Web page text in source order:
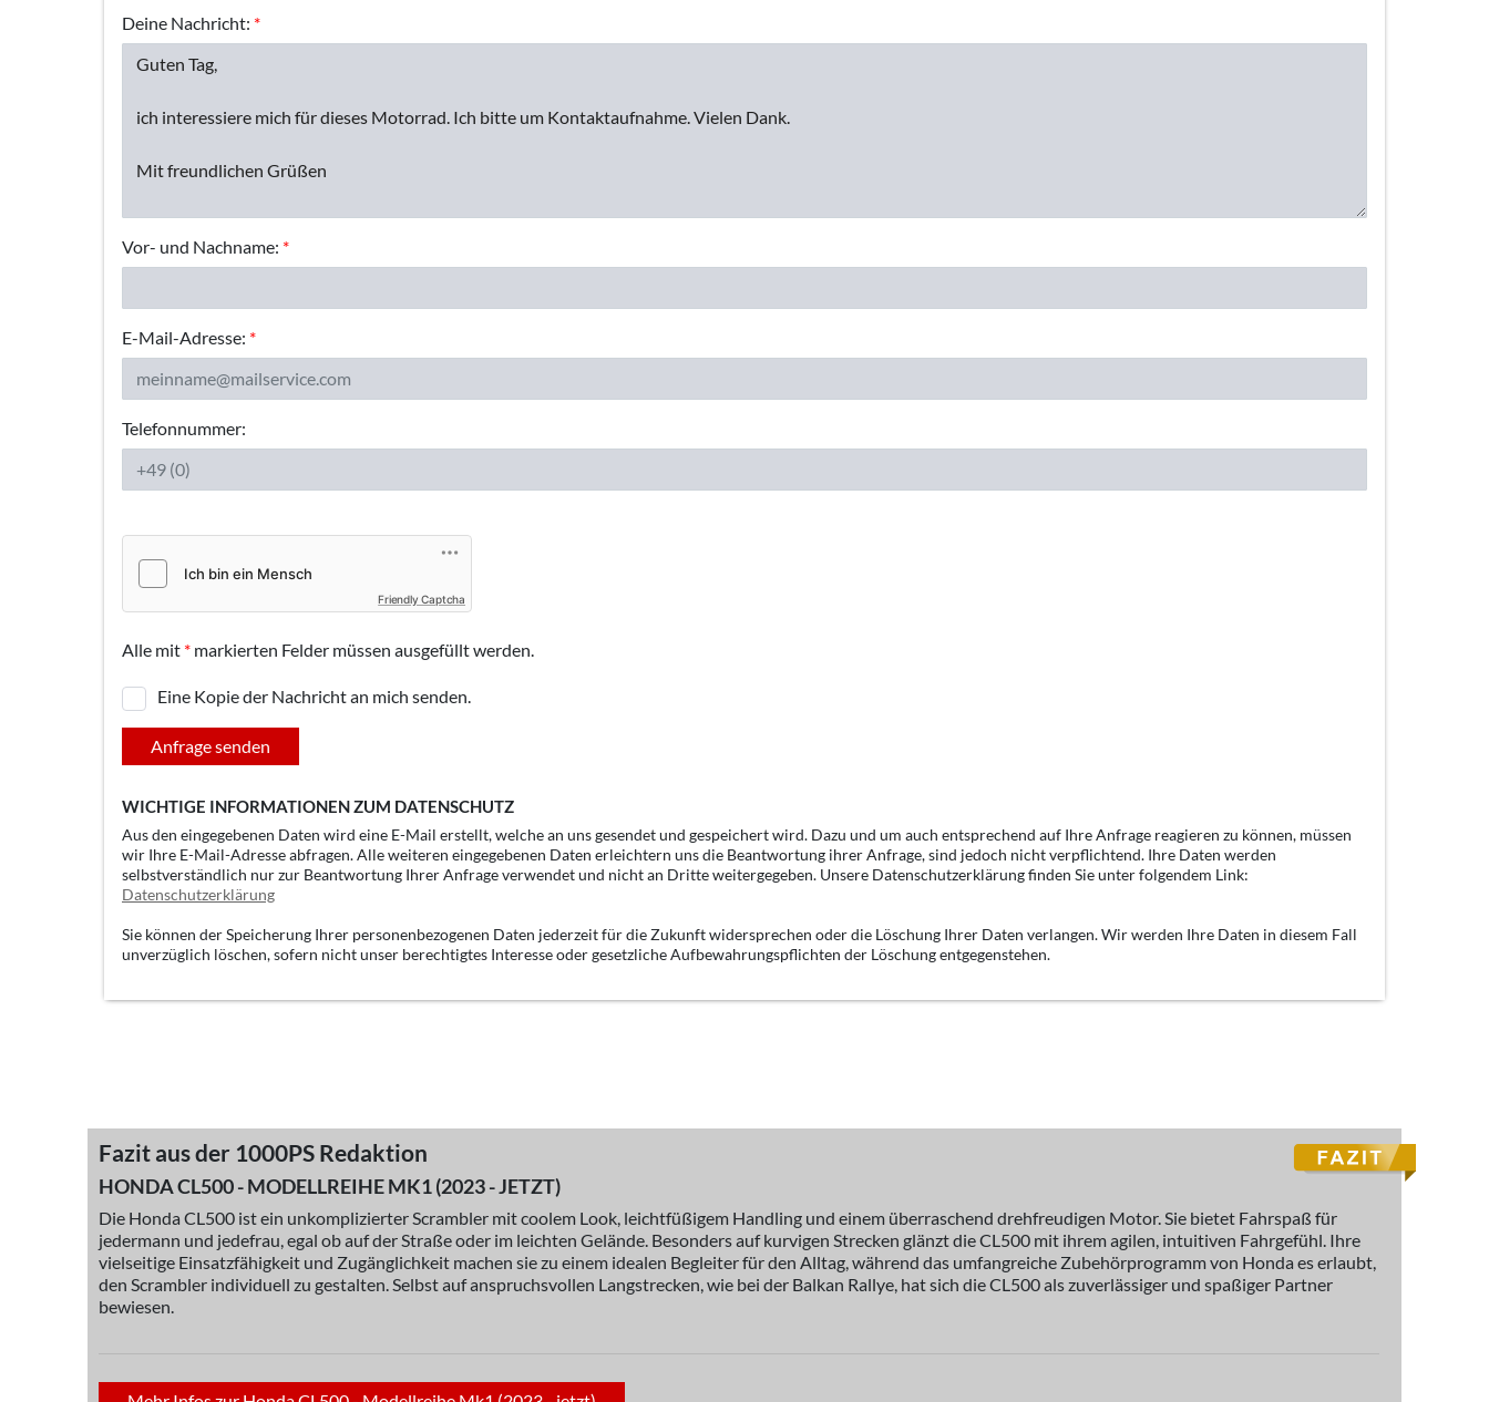
Deine Nachricht: *
Vor- und Nachname: *
E-Mail-Adresse: *
Telefonnummer:
Friendly Captcha
Alle mit * markierten Felder müssen ausgefüllt werden.
Eine Kopie der Nachricht an mich senden.
Anfrage senden
WICHTIGE INFORMATIONEN ZUM DATENSCHUTZ
Aus den eingegebenen Daten wird eine E-Mail erstellt, welche an uns gesendet und gespeichert wird. Dazu und um auch entsprechend auf Ihre Anfrage reagieren zu können, müssen
wir Ihre E-Mail-Adresse abfragen. Alle weiteren eingegebenen Daten erleichtern uns die Beantwortung ihrer Anfrage, sind jedoch nicht verpflichtend. Ihre Daten werden
selbstverständlich nur zur Beantwortung Ihrer Anfrage verwendet und nicht an Dritte weitergegeben. Unsere Datenschutzerklärung finden Sie unter folgendem Link:
Datenschutzerklärung
Sie können der Speicherung Ihrer personenbezogenen Daten jederzeit für die Zukunft widersprechen oder die Löschung Ihrer Daten verlangen. Wir werden Ihre Daten in diesem Fall
unverzüglich löschen, sofern nicht unser berechtigtes Interesse oder gesetzliche Aufbewahrungspflichten der Löschung entgegenstehen.
Fazit aus der 1000PS Redaktion
HONDA CL500 - MODELLREIHE MK1 (2023 - JETZT)
Die Honda CL500 ist ein unkomplizierter Scrambler mit coolem Look, leichtfüßigem Handling und einem überraschend drehfreudigen Motor. Sie bietet Fahrspaß für
jedermann und jedefrau, egal ob auf der Straße oder im leichten Gelände. Besonders auf kurvigen Strecken glänzt die CL500 mit ihrem agilen, intuitiven Fahrgefühl. Ihre
vielseitige Einsatzfähigkeit und Zugänglichkeit machen sie zu einem idealen Begleiter für den Alltag, während das umfangreiche Zubehörprogramm von Honda es erlaubt,
den Scrambler individuell zu gestalten. Selbst auf anspruchsvollen Langstrecken, wie bei der Balkan Rallye, hat sich die CL500 als zuverlässiger und spaßiger Partner
bewiesen.